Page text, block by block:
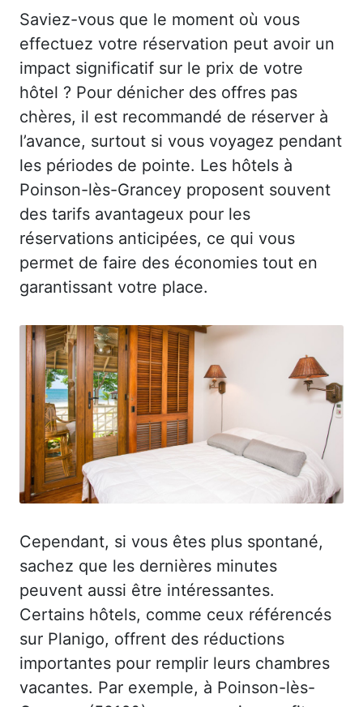
Saviez-vous que le moment où vous
effectuez votre réservation peut avoir un
impact significatif sur le prix de votre
hôtel ? Pour dénicher des offres pas
chères, il est recommandé de réserver à
l’avance, surtout si vous voyagez pendant
les périodes de pointe. Les hôtels à
Poinson-lès-Grancey proposent souvent
des tarifs avantageux pour les
réservations anticipées, ce qui vous
permet de faire des économies tout en
garantissant votre place.
Cependant, si vous êtes plus spontané,
sachez que les dernières minutes
peuvent aussi être intéressantes.
Certains hôtels, comme ceux référencés
sur Planigo, offrent des réductions
importantes pour remplir leurs chambres
vacantes. Par exemple, à Poinson-lès-